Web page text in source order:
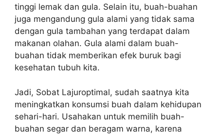
tinggi lemak dan gula. Selain itu, buah-buahan
juga mengandung gula alami yang tidak sama
dengan gula tambahan yang terdapat dalam
makanan olahan. Gula alami dalam buah-
buahan tidak memberikan efek buruk bagi
kesehatan tubuh kita.
Jadi, Sobat Lajuroptimal, sudah saatnya kita
meningkatkan konsumsi buah dalam kehidupan
sehari-hari. Usahakan untuk memilih buah-
buahan segar dan beragam warna, karena